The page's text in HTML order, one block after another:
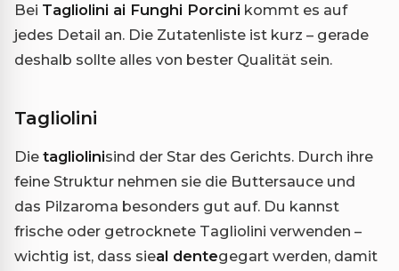
Bei Tagliolini ai Funghi Porcini kommt es auf
jedes Detail an. Die Zutatenliste ist kurz – gerade
deshalb sollte alles von bester Qualität sein.
Tagliolini
Die tagliolinisind der Star des Gerichts. Durch ihre
feine Struktur nehmen sie die Buttersauce und
das Pilzaroma besonders gut auf. Du kannst
frische oder getrocknete Tagliolini verwenden –
wichtig ist, dass sieal dentegegart werden, damit